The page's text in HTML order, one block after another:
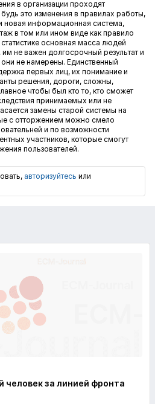
в организации проходят
это изменения в правилах работы,
новая информационная система,
в том или ином виде как правило
основная масса людей
не важен долгосрочный результат и
они не намерены. Единственный
первых лиц, их понимание и
решения, дороги, сложны,
чтобы был кто то, кто сможет
принимаемых или не
замены старой системы на
с отторжением можно смело
и по возможности
участников, которые смогут
пользователей.
авторизуйтесь или
человек за линией фронта